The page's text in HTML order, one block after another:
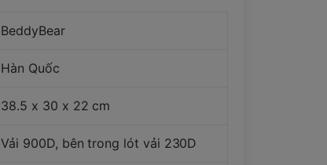
BeddyBear
Hàn Quốc
38.5 x 30 x 22 cm
Vải 900D, bên trong lót vải 230D